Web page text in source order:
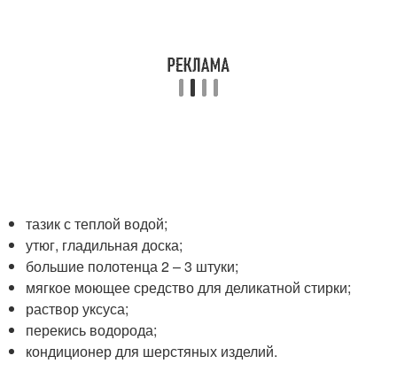
тазик с теплой водой;
утюг, гладильная доска;
большие полотенца 2 – 3 штуки;
мягкое моющее средство для деликатной стирки;
раствор уксуса;
перекись водорода;
кондиционер для шерстяных изделий.